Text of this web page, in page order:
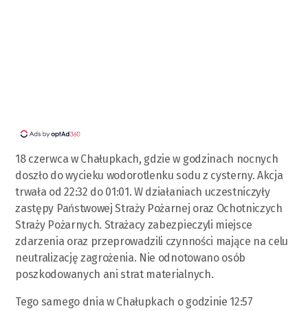
18 czerwca w Chałupkach, gdzie w godzinach nocnych
doszło do wycieku wodorotlenku sodu z cysterny. Akcja
trwała od 22:32 do 01:01. W działaniach uczestniczyły
zastępy Państwowej Straży Pożarnej oraz Ochotniczych
Straży Pożarnych. Strażacy zabezpieczyli miejsce
zdarzenia oraz przeprowadzili czynności mające na celu
neutralizację zagrożenia. Nie odnotowano osób
poszkodowanych ani strat materialnych.
Tego samego dnia w Chałupkach o godzinie 12:57